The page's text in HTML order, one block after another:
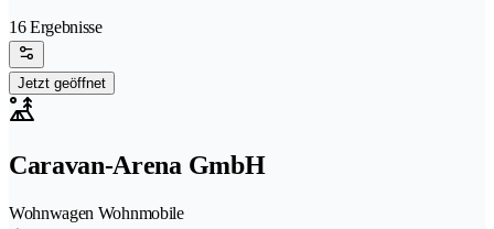
16 Ergebnisse
Jetzt geöffnet
Caravan-Arena GmbH
Wohnwagen Wohnmobile